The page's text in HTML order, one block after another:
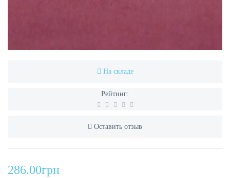
На складе
Рейтинг:
Оставить отзыв
286.00грн